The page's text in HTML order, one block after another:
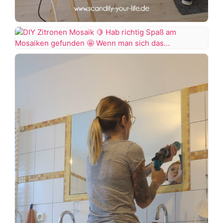
Von
der
Küche
zum
endlich
den
zweiten
fertigen
Raum
zeigen.
Die
Küche
kommt
auf
DIY
richtig
Spaß
am
Mosaiken
gefunden
Wenn
man
sich
das
Glas